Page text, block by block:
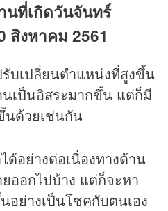
นที่เกิดวันจันทร์
สิงหาคม 2561
เปลี่ยนตำแหน่งที่สูงขึ้น
นเป็นอิสระมากขึ้น แต่ก็มี
นด้วยเช่นกัน
ย่างต่อเนื่องทางด้าน
ยออกไปบ้าง แต่ก็จะหา
อย่างเป็นโชคกับตนเอง